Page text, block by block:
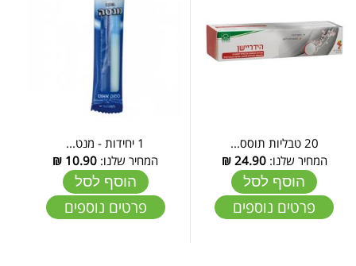
20 טבליות תוסס...
המחיר שלנו:24.90
₪
הוסף לסל
פרטים נוספים
1 יחידות - מנט...
המחיר שלנו: 10.90
₪
הוסף לסל
פרטים נוספים